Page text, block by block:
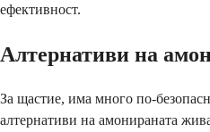
ефективност.
Алтернативи на
За щастие, има много по-
алтернативи на амонираната